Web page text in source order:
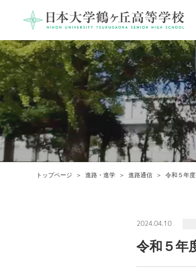
トップページ 進路・進学 進路通信 令和５年
2024.04.10
令和５年